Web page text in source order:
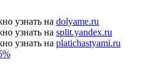
узнать на dolyame.ru
узнать на split.yandex.ru
узнать на platichastyami.ru